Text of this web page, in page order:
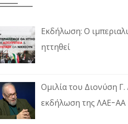
Εκδήλωση: Ο
ηττηθεί
Ομιλία του Διονύση
εκδήλωση της ΛΑΕ-ΑΑ